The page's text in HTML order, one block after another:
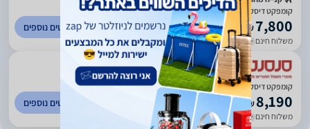
קומפקט דיסק Marantz SA8005 מרנץ
₪7,800
משלוח חינם עד 7 ימי עסקים
לפרטים נוספים
5
(
424
)
קומפקט דיסק Marantz SA8005
₪8,190
משלוח חינם עד 7 ימי עסקים
לפרטים נוספים